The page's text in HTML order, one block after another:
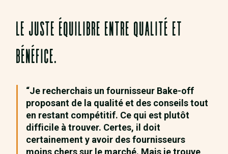
LE JUSTE ÉQUILIBRE ENTRE QUALITÉ ET
BÉNÉFICE.
“Je recherchais un fournisseur Bake-off
proposant de la qualité et des conseils tout
en restant compétitif. Ce qui est plutôt
difficile à trouver. Certes, il doit
certainement y avoir des fournisseurs
moins chers sur le marché. Mais je trouve